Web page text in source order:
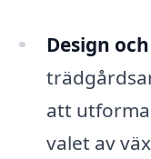
Design
att
valet av